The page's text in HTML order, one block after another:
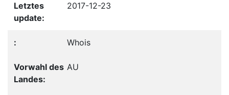
2017-12-23
Whois
AU